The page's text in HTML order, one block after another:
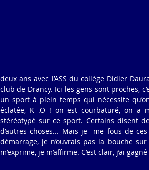
deux ans avec l’ASS du collège Didier
club de Drancy. Ici les gens sont proches,
un sport à plein temps qui nécessite
éclatée, K .O ! on est courbaturé, on a
stéréotypé sur ce sport. Certains disent
d’autres choses... Mais je  me fous de
démarrage, je n’ouvrais pas la bouche
m’exprime, je m’affirme. C’est clair, j’ai